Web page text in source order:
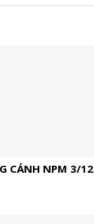
CÁNH NPM 3/12